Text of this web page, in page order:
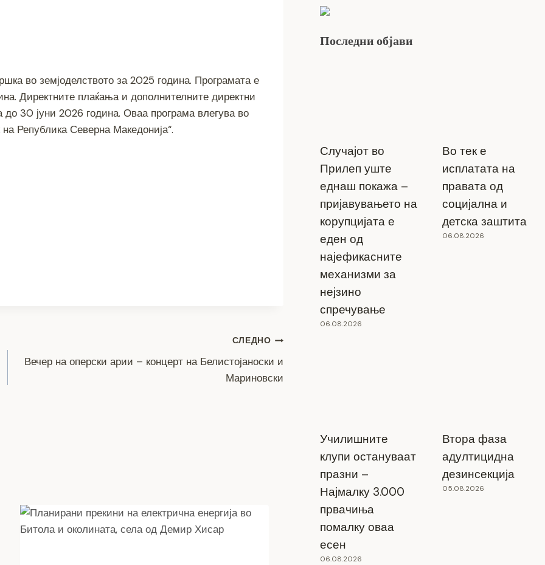
во земјоделството за 2025 година. Програмата е
Директните плаќања и дополнителните директни
30 јуни 2026 година. Оваа програма влегува во
Република Северна Македонија“.
СЛЕДНО
Вечер на оперски арии – концерт на Белистојаноски и
Мариновски
Последни објави
Случајот во
Прилеп уште
еднаш покажа –
пријавувањето на
корупцијата е
еден од
најефикасните
механизми за
нејзино
спречување
06.08.2026
Во тек е
исплатата на
правата од
социјална и
детска заштита
06.08.2026
Училишните
клупи остануваат
празни –
Најмалку 3.000
првачиња
помалку оваа
есен
06.08.2026
Втора фаза
адултицидна
дезинсекција
05.08.2026